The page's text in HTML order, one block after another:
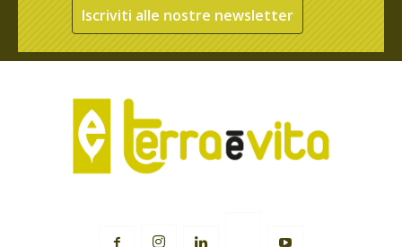
Iscriviti alle nostre newsletter